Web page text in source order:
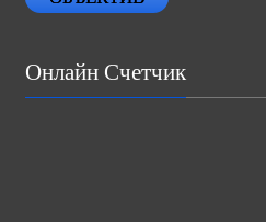
Онлайн Счетчик